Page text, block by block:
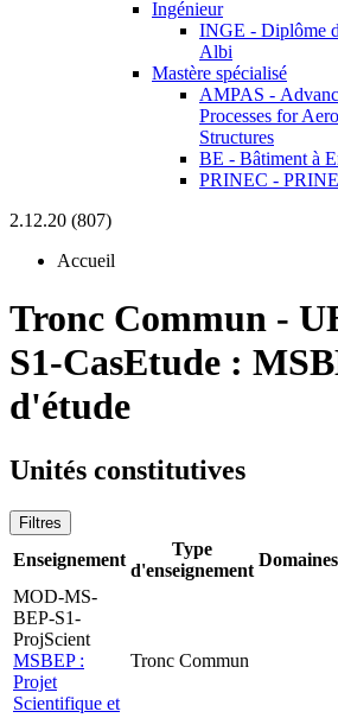
Ingénieur
INGE - Diplôme
Albi
Mastère spécialisé
AMPAS -
Processes for
Structures
BE - Bâtiment à
PRINEC -
2.12.20 (807)
Accueil
Tronc Commun -
S1-CasEtude :
d'étude
Unités constitutives
Filtres
Enseignement
Type
d'enseignement
Domaines
MOD-MS-
BEP-S1-
ProjScient
MSBEP :
Projet
Scientifique et
Tronc Commun